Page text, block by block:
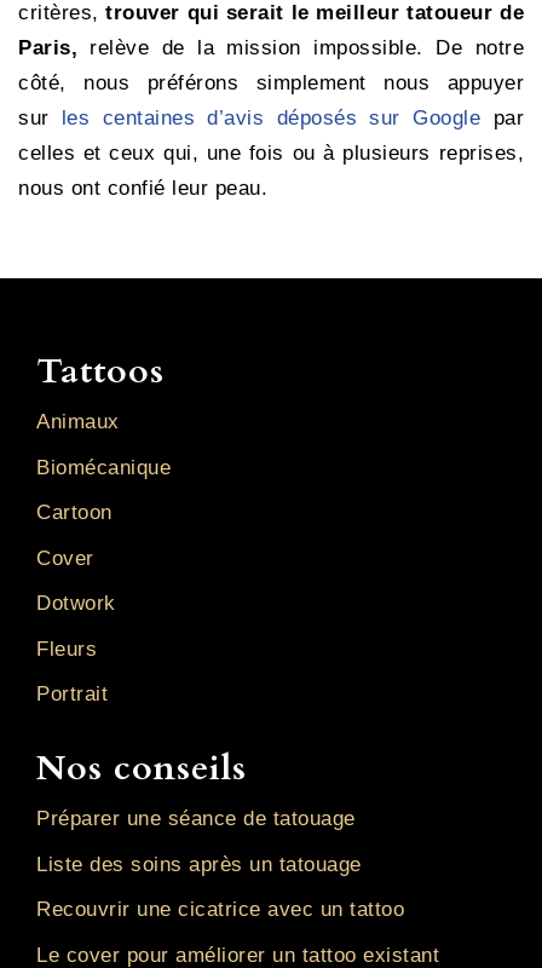
critères,trouver qui serait le meilleur tatoueur de
Paris, relève de la mission impossible. De notre
côté, nous préférons simplement nous appuyer
sur les centaines d’avis déposés sur Google par
celles et ceux qui, une fois ou à plusieurs reprises,
nous ont confié leur peau.
Tattoos
Animaux
Biomécanique
Cartoon
Cover
Dotwork
Fleurs
Portrait
Nos conseils
Préparer une séance de tatouage
Liste des soins après un tatouage
Recouvrir une cicatrice avec un tattoo
Le cover pour améliorer un tattoo existant